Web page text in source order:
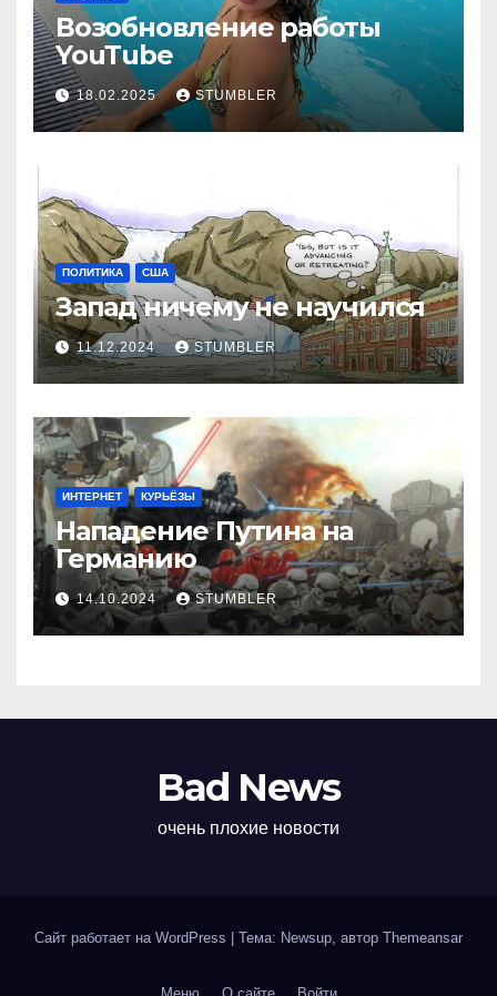
Возобновление работы
YouТube
18.02.2025 STUMBLER
ПОЛИТИКА США
Запад ничему не научился
11.12.2024 STUMBLER
ИНТЕРНЕТ КУРЬЁЗЫ
Нападение Путина на
Германию
14.10.2024 STUMBLER
Bad News
очень плохие новости
Сайт работает на WordPress Тема: Newsup, автор Themeansar